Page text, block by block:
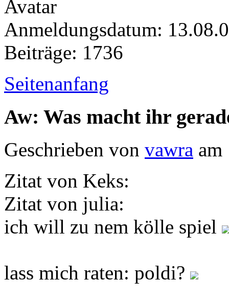
Anmeldungsdatum:
Beiträge: 1736
Seitenanfang
Aw: Was macht ihr
Geschrieben von vawra am
Zitat von Keks:
Zitat von julia:
ich will zu nem kölle spiel
lass mich raten: poldi?